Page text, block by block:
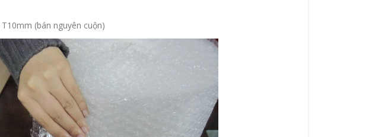
(bán nguyên cuộn)